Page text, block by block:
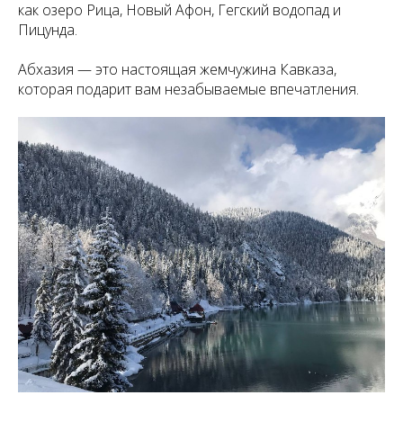
как озеро Рица, Новый Афон, Гегский водопад и
Пицунда.
Абхазия — это настоящая жемчужина Кавказа,
которая подарит вам незабываемые впечатления.